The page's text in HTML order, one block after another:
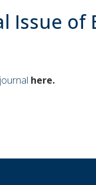
Issue of
here.